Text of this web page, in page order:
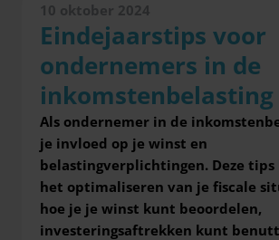
10 oktober 2024
Eindejaarstips voor
ondernemers in de
inkomstenbelasting
Als ondernemer in de
je invloed op je winst en
belastingverplichtingen. Deze
het optimaliseren van je fiscale
hoe je je winst kunt beoordelen,
investeringsaftrekken kunt